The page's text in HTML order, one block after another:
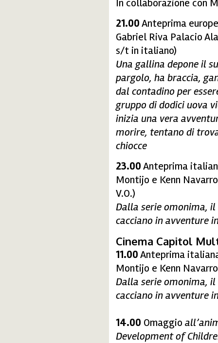
In collaborazione con
21.00Anteprima
Gabriel Riva Palacio
s/t in italiano)
Una gallina depone il
pargolo, ha braccia,
dal contadino per
gruppo di dodici uova
inizia una vera
morire, tentano di
chiocce
23.00Anteprima
Montijo e Kenn
V.O.)
Dalla serie omonima,
cacciano in avventure
Cinema Capitol
11.00Anteprima
Montijo e Kenn
Dalla serie omonima,
cacciano in avventure
14.00 Omaggio
Development of